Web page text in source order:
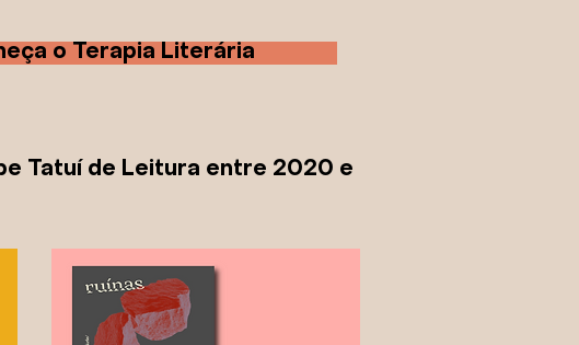
o Terapia Literária
Tatuí de Leitura entre 2020 e